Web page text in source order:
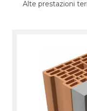
Alte prestazioni